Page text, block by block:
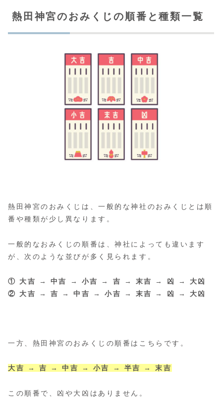
熱田神宮のおみくじの順番と種類一覧
熱田神宮のおみくじは、一般的な神社のおみくじとは順
番や種類が少し異なります。
一般的なおみくじの順番は、神社によっても違います
が、次のような並びが多く見られます。
① 大吉 → 中吉 → 小吉 → 吉 → 末吉 → 凶 → 大凶
② 大吉 → 吉 → 中吉 → 小吉 → 末吉 → 凶 → 大凶
一方、熱田神宮のおみくじの順番はこちらです。
大吉 → 吉 → 中吉 → 小吉 → 半吉 → 末吉
この順番で、凶や大凶はありません。